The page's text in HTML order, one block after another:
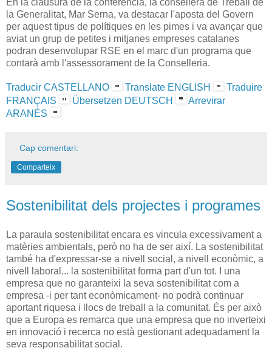
la Generalitat, Mar Serna, va destacar l'aposta del Govern
per aquest tipus de polítiques en les pimes i va avançar que
aviat un grup de petites i mitjanes empreses catalanes
podran desenvolupar RSE en el marc d'un programa que
contarà amb l'assessorament de la Conselleria.
Traducir CASTELLANO Translate ENGLISH
Traduire
FRANÇAIS
Übersetzen DEUTSCH
Arrevirar
ARANÉS
Cap comentari:
Comparteix
Sostenibilitat dels projectes i programes
La paraula sostenibilitat encara es vincula excessivament a
matèries ambientals, però no ha de ser així. La sostenibilitat
també ha d'expressar-se a nivell social, a nivell econòmic, a
nivell laboral... la sostenibilitat forma part d'un tot. I una
empresa que no garanteixi la seva sostenibilitat com a
empresa -i per tant econòmicament- no podrà continuar
aportant riquesa i llocs de treball a la comunitat. És per això
que a Europa es remarca que una empresa que no inverteixi
en innovació i recerca no està gestionant adequadament la
seva responsabilitat social.